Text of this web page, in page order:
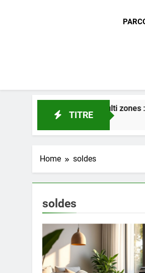
TITRE
gainable multi zones : le guide
Home soldes
soldes